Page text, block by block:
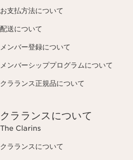
お支払方法について
配送について
メンバー登録について
メンバーシッププログラムについて
クラランス正規品について
クラランスについて
The Clarins
クラランスについて